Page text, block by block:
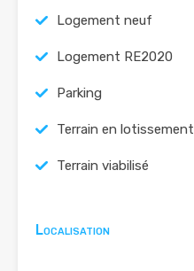
Logement neuf
Logement RE2020
Parking
Terrain en lotissement
Terrain viabilisé
Localisation